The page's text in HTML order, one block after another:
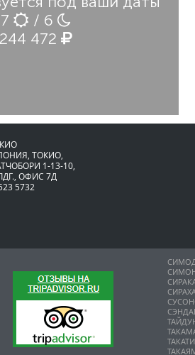
7
/ 6
244 472
ТОКИО,
1-13-10,
ОФИС 7Д
5732